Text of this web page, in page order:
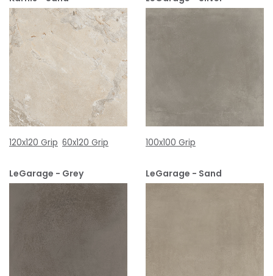
120x120 Grip 60x120 Grip 100x100 Grip
LeGarage - Grey LeGarage - Sand